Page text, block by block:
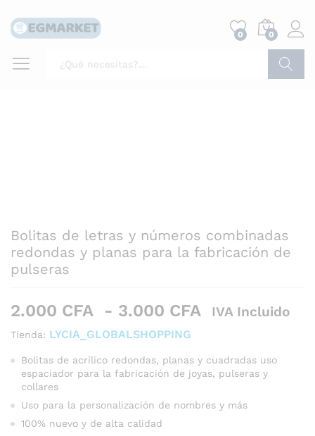
0 0
Bolitas de letras y números combinadas
redondas y planas para la fabricación de
pulseras
2.000 CFA - 3.000 CFA Rango
desde
2.000 CFA
3.000 CFA
IVA Incluido
Tienda: LYCIA_GLOBALSHOPPING
Bolitas de acrílico redondas, planas y cuadradas uso
espaciador para la fabricación de joyas, pulseras y
collares
Uso para la personalización de nombres y más
100% nuevo y de alta calidad